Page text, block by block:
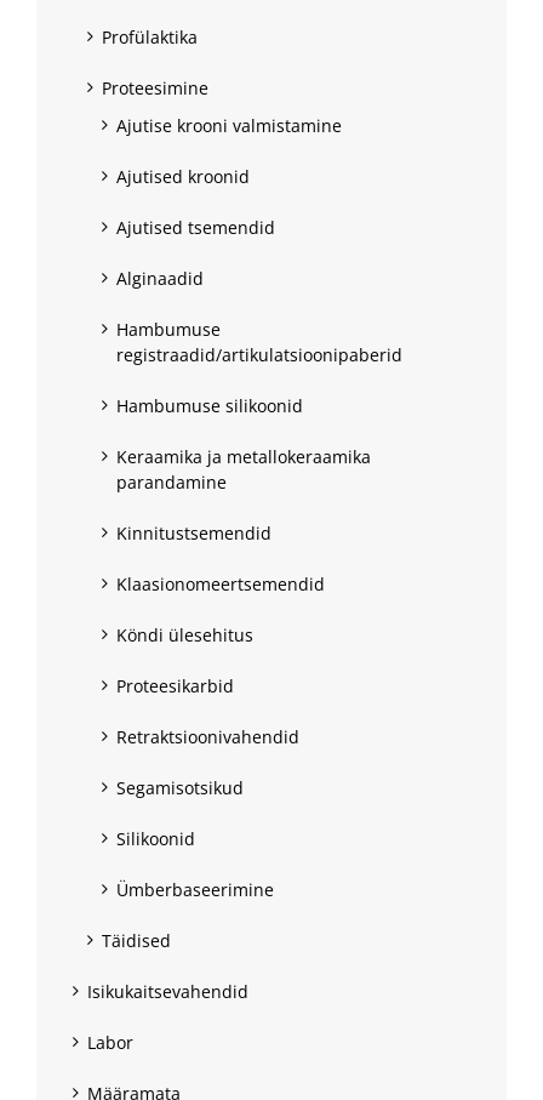
Profülaktika
Proteesimine
Ajutise krooni valmistamine
Ajutised kroonid
Ajutised tsemendid
Alginaadid
Hambumuse
registraadid/artikulatsioonipaberid
Hambumuse silikoonid
Keraamika ja metallokeraamika
parandamine
Kinnitustsemendid
Klaasionomeertsemendid
Köndi ülesehitus
Proteesikarbid
Retraktsioonivahendid
Segamisotsikud
Silikoonid
Ümberbaseerimine
Täidised
Isikukaitsevahendid
Labor
Määramata